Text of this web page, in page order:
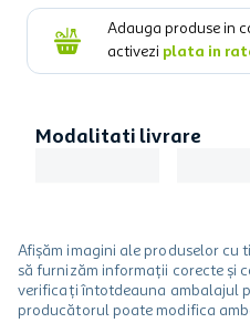
Adauga produse in
activezi plata in
Modalitati livrare
Afișăm imagini ale produselor cu
să furnizăm informații corecte și
verificați întotdeauna ambalajul
producătorul poate modifica